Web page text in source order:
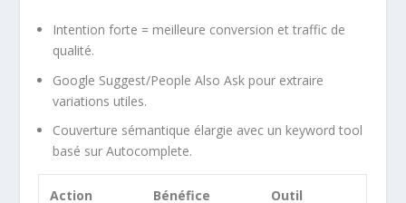
Intention forte = meilleure conversion et traffic de
qualité.
Google Suggest/People Also Ask pour extraire
variations utiles.
Couverture sémantique élargie avec un keyword tool
basé sur Autocomplete.
Action Bénéfice Outil